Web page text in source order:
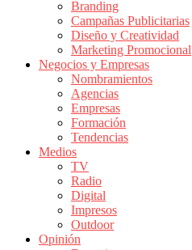
Magazine
Publicidad
Marketing
Noticias
Actualidad
Mercadeo
Colombia
Branding
Campañas Publicitarias
Diseño y Creatividad
Marketing Promocional
Negocios y Empresas
Nombramientos
Agencias
Empresas
Formación
Tendencias
Medios
TV
Radio
Digital
Impresos
Outdoor
Opinión